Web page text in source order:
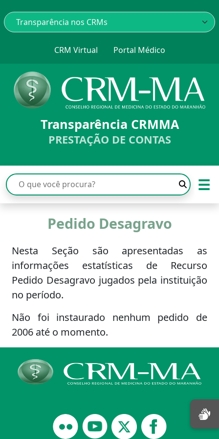
CRM Virtual Portal Médico
Transparência CRMMA
PRESTAÇÃO DE CONTAS
☰
Pedido Desagravo
Nesta Seção são apresentadas as
informações estatísticas de Recurso
Pedido Desagravo jugados pela instituição
no período.
Não foi instaurado nenhum pedido de
2006 até o momento.